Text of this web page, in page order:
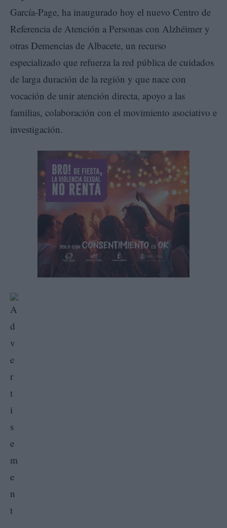
García-Page, ha inaugurado hoy el nuevo Centro de
Referencia de Atención a Personas con Alzhéimer y
otras Demencias de Albacete, un recurso
especializado que refuerza la red pública de cuidados
de larga duración de la región y que nace con
vocación de unir atención directa, apoyo a las
familias, colaboración con el movimiento asociativo e
investigación.